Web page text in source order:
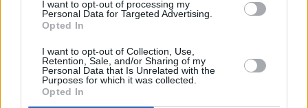
I want to opt-out of processing my
Personal Data for Targeted Advertising.
Opted In
I want to opt-out of Collection, Use,
Retention, Sale, and/or Sharing of my
Personal Data that Is Unrelated with the
Purposes for which it was collected.
Opted In
O webu parabola.cz•O souborech cookies•
Dovolená u moře•Bazény